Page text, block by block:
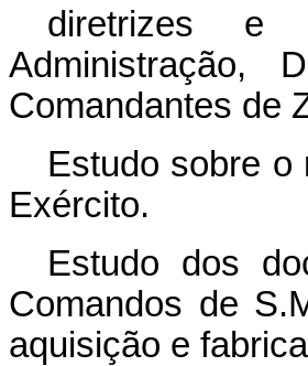
diretrizes e
Administração,
Comandantes de
Estudo sobre o
Exército.
Estudo dos
Comandos de
aquisição e